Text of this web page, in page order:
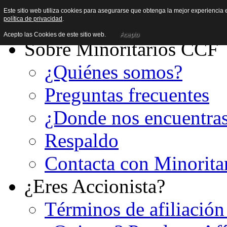
Sobre Minoritarios CCF
¿Quiénes somos?
Preguntas frecuentes
¿Donde nos
Respaldo
Contacta con
¿Eres Accionista?
Términos de
Este sitio web utiliza cookies para asegurarse que obtenga la mejor
política de privacidad .
Acepto las Cookies de este sitio web. Acepto